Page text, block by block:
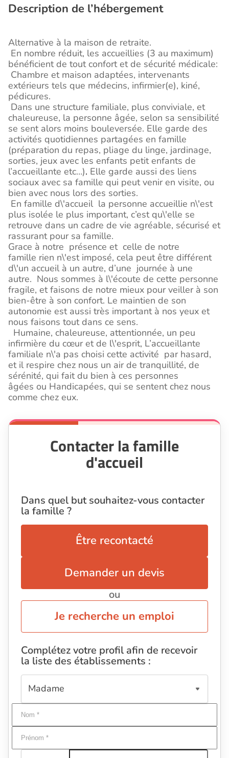
Description de l’hébergement
Alternative à la maison de retraite.
En nombre réduit, les accueillies (3 au maximum)
bénéficient de tout confort et de sécurité médicale:
Chambre et maison adaptées, intervenants
extérieurs tels que médecins, infirmier(e), kiné,
pédicures.
Dans une structure familiale, plus conviviale, et
chaleureuse, la personne âgée, selon sa sensibilité
se sent alors moins bouleversée. Elle garde des
activités quotidiennes partagées en famille
(préparation du repas, pliage du linge, jardinage,
sorties, jeux avec les enfants petit enfants de
l’accueillante etc…). Elle garde aussi des liens
sociaux avec sa famille qui peut venir en visite, ou
bien avec nous lors des sorties.
En famille d\'accueil la personne accueillie n\'est
plus isolée le plus important, c’est qu\'elle se
retrouve dans un cadre de vie agréable, sécurisé et
rassurant pour sa famille.
Grace à notre présence et celle de notre
famille rien n\'est imposé, cela peut être différent
d\'un accueil à un autre, d’une journée à une
autre. Nous sommes à l\'écoute de cette personne
fragile, et faisons de notre mieux pour veiller à son
bien-être à son confort. Le maintien de son
autonomie est aussi très important à nos yeux et
nous faisons tout dans ce sens.
Humaine, chaleureuse, attentionnée, un peu
infirmière du cœur et de l\'esprit, L’accueillante
familiale n\'a pas choisi cette activité par hasard,
et il respire chez nous un air de tranquillité, de
sérénité, qui fait du bien à ces personnes
âgées ou Handicapées, qui se sentent chez nous
comme chez eux.
Contacter la famille
d'accueil
Dans quel but souhaitez-vous contacter
la famille ?
Être recontacté
Demander un devis
ou
Je recherche un emploi
Complétez votre profil afin de recevoir
la liste des établissements :